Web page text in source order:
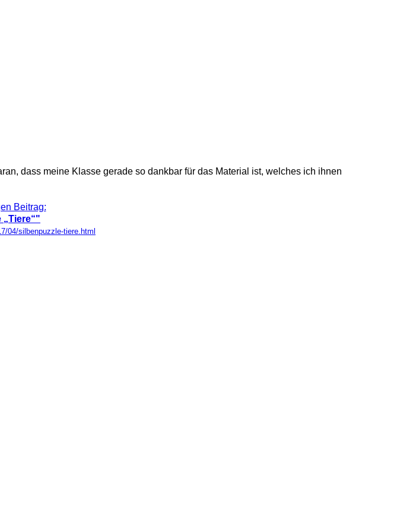
dass meine Klasse gerade so dankbar für das Material ist, welches ich ihnen
Beitrag:
„Tiere“"
04/silbenpuzzle-tiere.html